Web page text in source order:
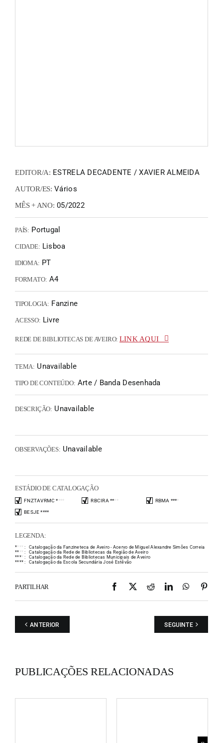
EDITOR/A: ESTRELA DECADENTE / XAVIER ALMEIDA
AUTOR/ES: Vários
MÊS + ANO: 05/2022
PAÍS: Portugal
CIDADE: Lisboa
IDIOMA: PT
FORMATO: A4
TIPOLOGIA: Fanzine
ACESSO: Livre
REDE DE BIBLIOTECAS DE AVEIRO: LINK AQUI
TEMA: Unavailable
TIPO DE CONTEÚDO: Arte / Banda Desenhada
DESCRIÇÃO: Unavailable
OBSERVAÇÕES: Unavailable
ESTÁDIO DE CATALOGAÇÃO
FNZTAVRMC **** RBCIRA **** RBMA ****
BESJE ****
LEGENDA:
** * * :
Catalogação da Fanzineteca de Aveiro - Acervo de Miguel Alexandre Simões Correia
** * * :
Catalogação da Rede de Bibliotecas da Região de Aveiro
**** :
Catalogação da Rede de Bibliotecas Municipais de Aveiro
**** : Catalogação da Escola Secundária José Estêvão
PARTILHAR Facebook
X RedditLinkedIn
ANTERIOR SEGUINTE
PUBLICAÇÕES RELACIONADAS